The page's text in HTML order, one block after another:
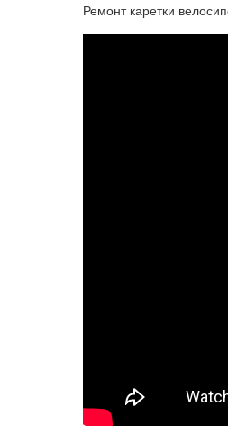
Ремонт каретки